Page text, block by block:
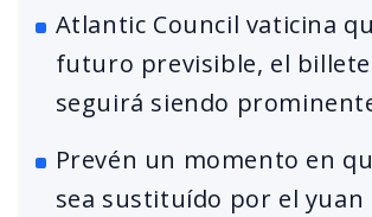
Atlantic Council vaticina
futuro previsible, el
seguirá siendo
Prevén un momento en
sea sustituído por el yuan